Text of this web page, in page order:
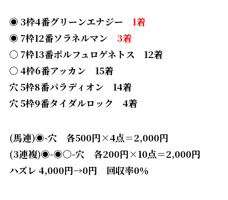
◉ 3枠4番グリーンエナジー 1着
◉ 7枠12番ソラネルマン 3着
〇 7枠13番ポルフュロゲネトス 12着
〇 4枠6番アッカン 15着
穴 5枠8番パラディオン 14着
穴 5枠9番タイダルロック 4着
(馬連)◉-穴 各500円×4点＝2,000円
(3連複)◉-◉〇-穴 各200円×10点＝2,000円
ハズレ 4,000円→0円 回収率0％